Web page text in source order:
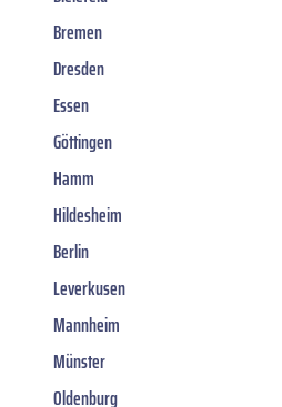
Bremen
Dresden
Essen
Göttingen
Hamm
Hildesheim
Berlin
Leverkusen
Mannheim
Münster
Oldenburg